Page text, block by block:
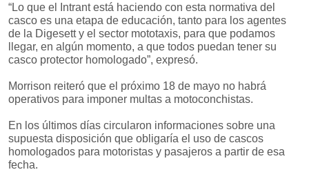
“Lo que el Intrant está haciendo con esta normativa del
casco es una etapa de educación, tanto para los agentes
de la Digesett y el sector mototaxis, para que podamos
llegar, en algún momento, a que todos puedan tener su
casco protector homologado”, expresó.
Morrison reiteró que el próximo 18 de mayo no habrá
operativos para imponer multas a motoconchistas.
En los últimos días circularon informaciones sobre una
supuesta disposición que obligaría el uso de cascos
homologados para motoristas y pasajeros a partir de esa
fecha.